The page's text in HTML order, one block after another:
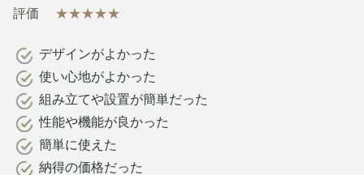
評価 ★★★★★
デザインがよかった
使い心地がよかった
組み立てや設置が簡単だった
性能や機能が良かった
簡単に使えた
納得の価格だった